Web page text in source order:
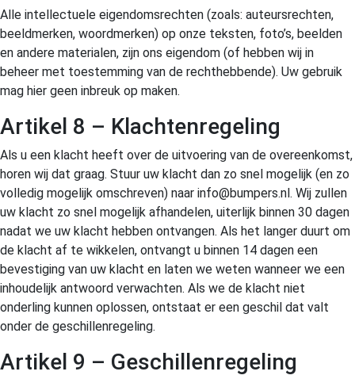
Alle intellectuele eigendomsrechten (zoals: auteursrechten,
beeldmerken, woordmerken) op onze teksten, foto’s, beelden
en andere materialen, zijn ons eigendom (of hebben wij in
beheer met toestemming van de rechthebbende). Uw gebruik
mag hier geen inbreuk op maken.
Artikel 8 – Klachtenregeling
Als u een klacht heeft over de uitvoering van de overeenkomst,
horen wij dat graag. Stuur uw klacht dan zo snel mogelijk (en zo
volledig mogelijk omschreven) naar info@bumpers.nl. Wij zullen
uw klacht zo snel mogelijk afhandelen, uiterlijk binnen 30 dagen
nadat we uw klacht hebben ontvangen. Als het langer duurt om
de klacht af te wikkelen, ontvangt u binnen 14 dagen een
bevestiging van uw klacht en laten we weten wanneer we een
inhoudelijk antwoord verwachten. Als we de klacht niet
onderling kunnen oplossen, ontstaat er een geschil dat valt
onder de geschillenregeling.
Artikel 9 – Geschillenregeling